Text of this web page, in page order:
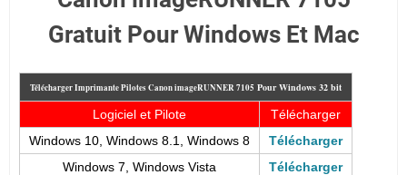
Gratuit Pour Windows Et Mac
Télécharger Imprimante Pilotes Canon imageRUNNER 7105 PourWindows 32 bit
Logiciel et Pilote
Télécharger
Windows 10, Windows 8.1, Windows 8
Télécharger
Windows 7, Windows Vista
Télécharger